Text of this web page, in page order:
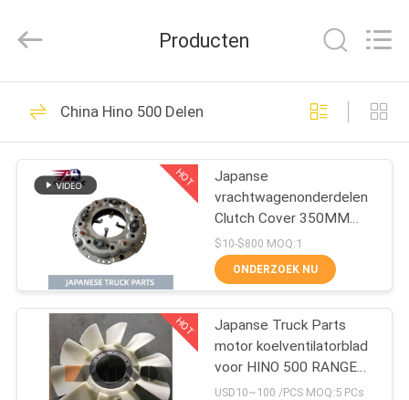
HUIS
PRODUCTEN
ONGEVEER
FABRIEKSREIS
KWALITEITSCONTROLE
Reserved.
Japanse
vrachtwagendelen
172
Aftermarket
Vrachtwagendelen
51
Producten
China Hino 500 Delen
HOT
Japanse
vrachtwagenonderdelen
Clutch Cover 350MM
31210-2621 HNC540
Voor HINO 500 RANGER
Truck J08C J08CT te
$10-$800 MOQ:1
ONDERZOEK NU
HOT
Japanse Truck Parts
motor koelventilatorblad
voor HINO 500 RANGER
J08E EURO 4 10
USD10~100 /PCS MOQ:5 PCs